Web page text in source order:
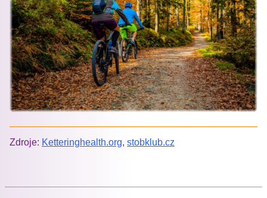
Zdroje: Ketteringhealth.org, stobklub.cz